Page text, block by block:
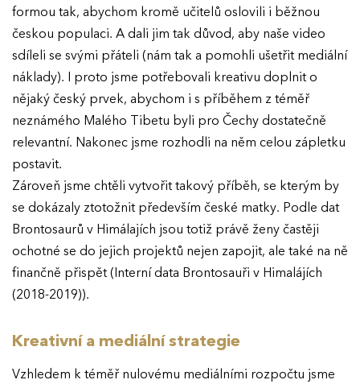
formou tak, abychom kromě učitelů oslovili i běžnou
českou populaci. A dali jim tak důvod, aby naše video
sdíleli se svými přáteli (nám tak a pomohli ušetřit mediální
náklady). I proto jsme potřebovali kreativu doplnit o
nějaký český prvek, abychom i s příběhem z téměř
neznámého Malého Tibetu byli pro Čechy dostatečně
relevantní. Nakonec jsme rozhodli na něm celou zápletku
postavit.
Zároveň jsme chtěli vytvořit takový příběh, se kterým by
se dokázaly ztotožnit především české matky. Podle dat
Brontosaurů v Himálajích jsou totiž právě ženy častěji
ochotné se do jejich projektů nejen zapojit, ale také na ně
finančně přispět (Interní data Brontosauři v Himalájích
(2018-2019)).
Kreativní a mediální strategie
Vzhledem k téměř nulovému mediálními rozpočtu jsme